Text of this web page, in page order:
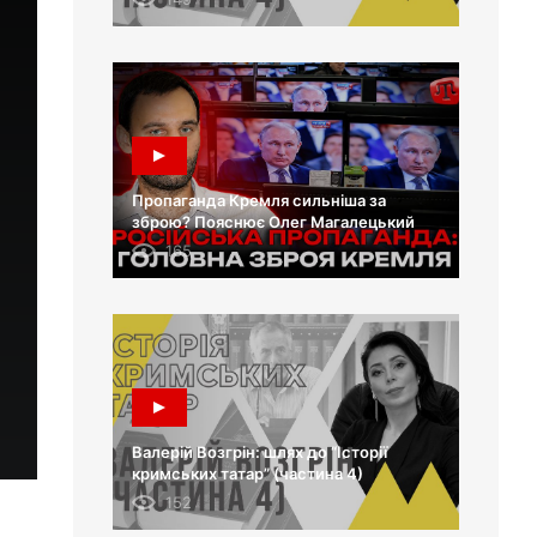
Пропаганда Кремля сильніша за
зброю? Пояснює Олег Магалецький
165
Валерій Возгрін: шлях до “Історії
кримських татар” (частина 4)
152